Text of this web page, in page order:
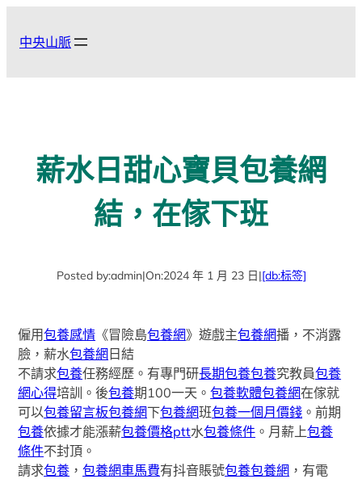
中央山脈
薪水日甜心寶貝包養網
結，在傢下班
Posted by:admin|On:2024 年 1 月 23 日|[db:标签]
僱用包養感情 《冒險島包養網》遊戲主包養網播，不消露
臉，薪水包養網日結
不請求包養任務經歷。有專門研長期包養包養究教員包養
網心得培訓。後包養期100一天。包養軟體包養網在傢就
可以包養留言板包養網下包養網班包養一個月價錢 。前期
包養依據才能漲薪包養價格ptt水包養條件 。月薪上包養
條件不封頂。
請求包養 ，包養網車馬費有抖音賬號包養包養網 ，有電